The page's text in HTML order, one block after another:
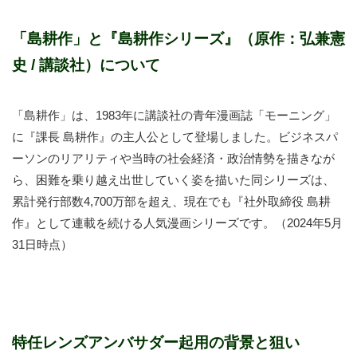
「島耕作」と『島耕作シリーズ』（原作：弘兼憲
史 / 講談社）について
「島耕作」は、1983年に講談社の青年漫画誌「モーニング」
に『課長 島耕作』の主人公として登場しました。ビジネスパ
ーソンのリアリティや当時の社会経済・政治情勢を描きなが
ら、困難を乗り越え出世していく姿を描いた同シリーズは、
累計発行部数4,700万部を超え、現在でも『社外取締役 島耕
作』として連載を続ける人気漫画シリーズです。（2024年5月
31日時点）
特任レンズアンバサダー起用の背景と狙い